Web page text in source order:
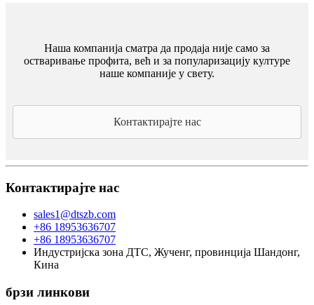
Наша компанија сматра да продаја није само за
остваривање профита, већ и за популаризацију културе
наше компаније у свету.
Контактирајте нас
Контактирајте нас
sales1@dtszb.com
+86 18953636707
+86 18953636707
Индустријска зона ДТС, Жученг, провинција Шандонг,
Кина
брзи линкови